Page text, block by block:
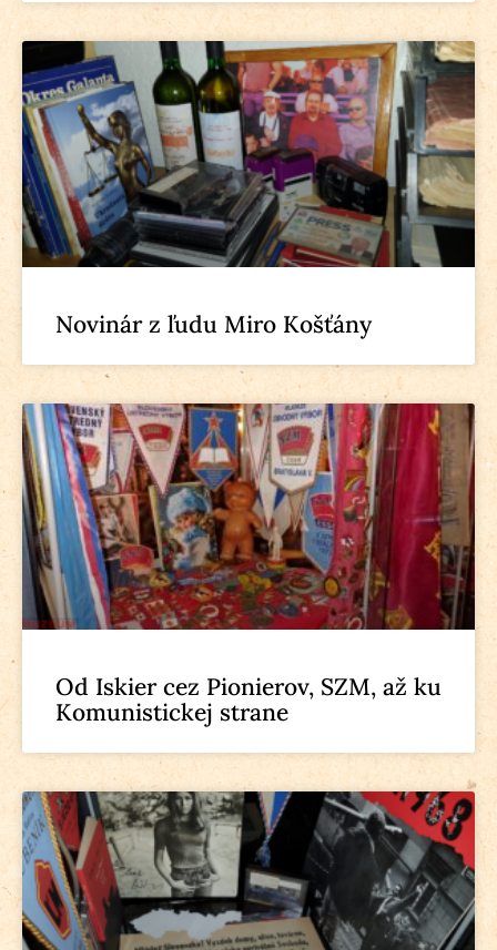
Novinár z ľudu Miro Košťány
Od Iskier cez Pionierov, SZM, až ku
Komunistickej strane